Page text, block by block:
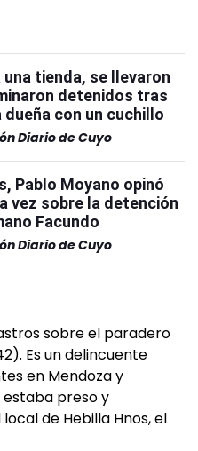
una tienda, se llevaron
detenidos tras
dueña con un cuchillo
Diario de Cuyo
Pablo Moyano opinó
vez sobre la detención
Facundo
Diario de Cuyo
sobre el paradero
Es un delincuente
en Mendoza y
estaba preso y
de Hebilla Hnos, el